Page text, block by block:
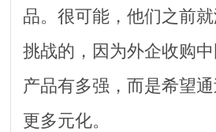
品。很可能，他们之前
挑战的，因为外企收购
产品有多强，而是希望
更多元化。